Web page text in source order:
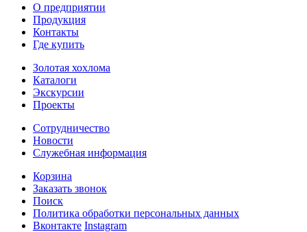
О предприятии
Продукция
Контакты
Где купить
Золотая хохлома
Каталоги
Экскурсии
Проекты
Сотрудничество
Новости
Служебная информация
Корзина
Заказать звонок
Поиск
Политика обработки персональных данных
Вконтакте Instagram